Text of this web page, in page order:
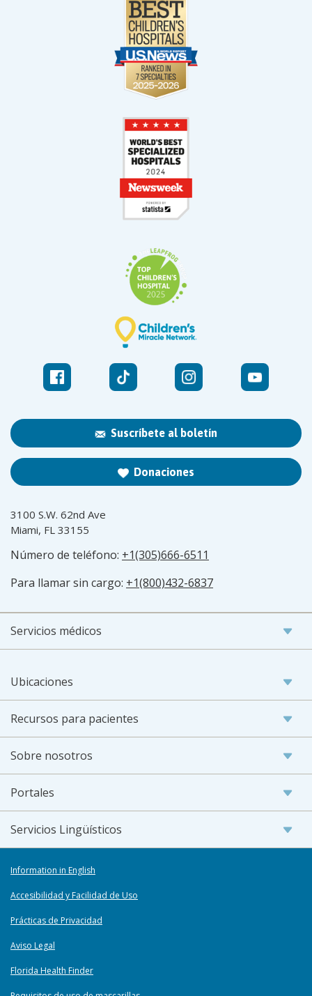
Suscríbete al boletín
Donaciones
3100 S.W. 62nd Ave
Miami, FL 33155
Número de teléfono: +1(305)666-6511
Para llamar sin cargo: +1(800)432-6837
Servicios médicos
Ubicaciones
Recursos para pacientes
Sobre nosotros
Portales
Servicios Lingüísticos
Information in English
Accesibilidad y Facilidad de Uso
Prácticas de Privacidad
Aviso Legal
Florida Health Finder